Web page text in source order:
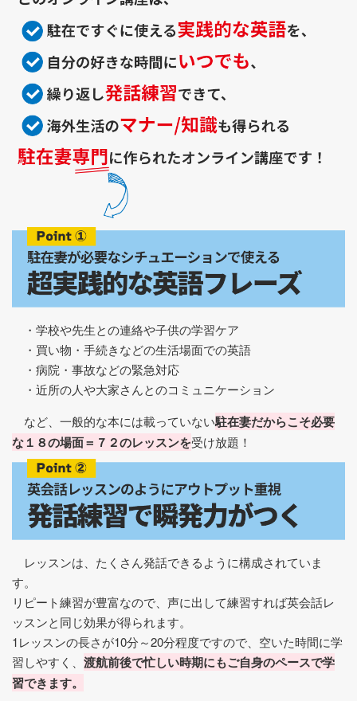
・学校や先生との連絡や子供の学習ケア
・買い物・手続きなどの生活場面での英語
・病院・事故などの緊急対応
・近所の人や大家さんとのコミュニケーション
など、一般的な本には載っていない駐在妻だからこそ必要
な１８の場面＝７２のレッスンを受け放題！
レッスンは、たくさん発話できるように構成されていま
す。
リピート練習が豊富なので、声に出して練習すれば英会話レ
ッスンと同じ効果が得られます。
1レッスンの長さが10分～20分程度ですので、空いた時間に学
習しやすく、 渡航前後で忙しい時期にもご自身のペースで学
習できます。